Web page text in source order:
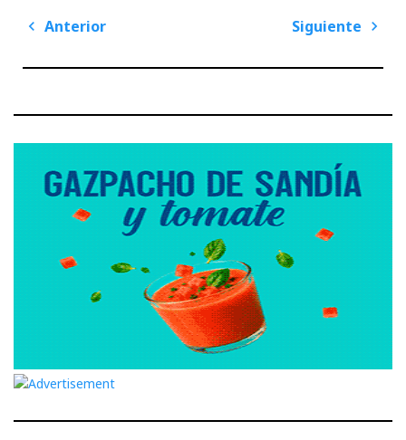
Navegación
entradas
Anterior
Siguiente